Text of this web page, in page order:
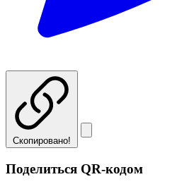
Скопировано!
Поделиться QR-кодом